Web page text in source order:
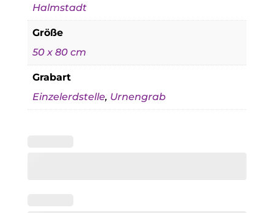
Halmstadt
Größe
50 x 80 cm
Grabart
Einzelerdstelle, Urnengrab